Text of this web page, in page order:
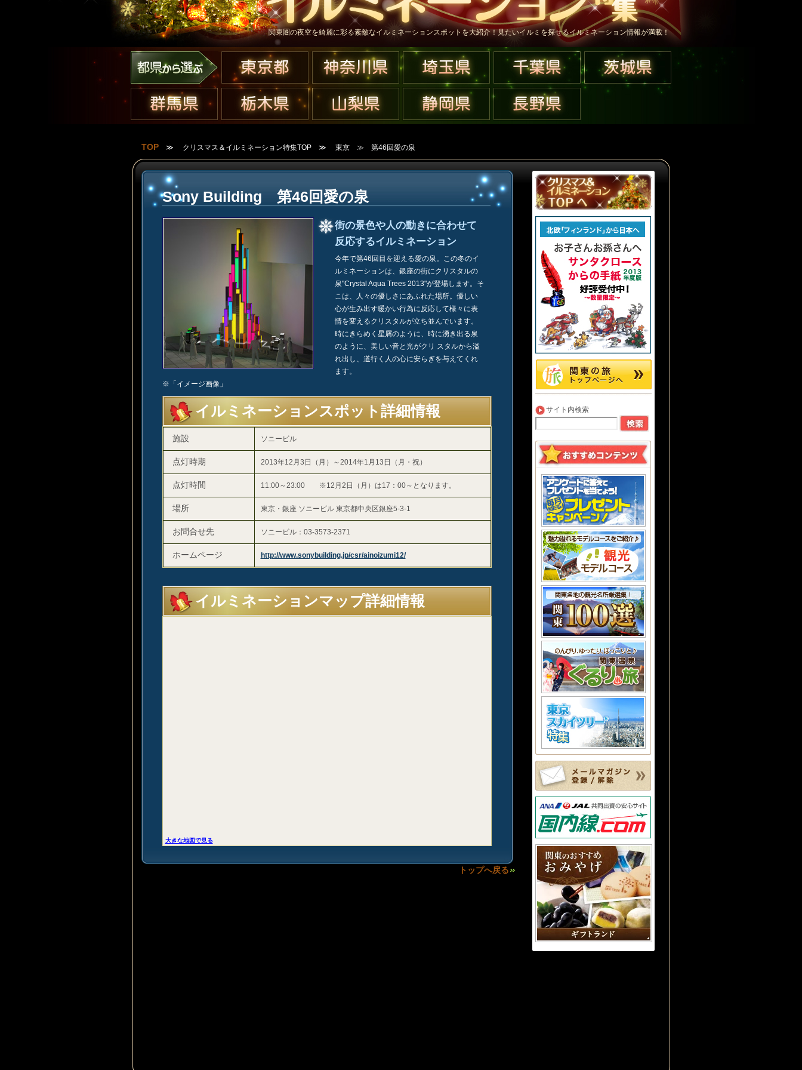
関東圏の夜空を綺麗に彩る素敵なイルミネーションスポットを大紹介！見たいイルミを探せるイルミネーション情報が満載！
TOP≫ クリスマス＆イルミネーション特集TOP≫ 東京≫ 第46回愛の泉
Sony Building 第46回愛の泉
街の景色や人の動きに合わせて
反応するイルミネーション
今年で第46回目を迎える愛の泉。この冬のイ
ルミネーションは、銀座の街にクリスタルの
泉"Crystal Aqua Trees 2013"が登場します。そ
こは、人々の優しさにあふれた場所。優しい
心が生み出す暖かい行為に反応して様々に表
情を変えるクリスタルが立ち並んでいます。
時にきらめく星屑のように、時に湧き出る泉
のように、美しい音と光がクリ スタルから溢
れ出し、道行く人の心に安らぎを与えてくれ
ます。
※「イメージ画像」
イルミネーションスポット詳細情報
施設 ソニービル
点灯時期 2013年12月3日（月）～2014年1月13日（月・祝）
点灯時間 11:00～23:00 ※12月2日（月）は17：00～となります。
場所 東京・銀座 ソニービル 東京都中央区銀座5-3-1
お問合せ先 ソニービル：03-3573-2371
ホームページ http://www.sonybuilding.jp/csr/ainoizumi12/
イルミネーションマップ詳細情報
大きな地図で見る
トップへ戻る
サイト内検索